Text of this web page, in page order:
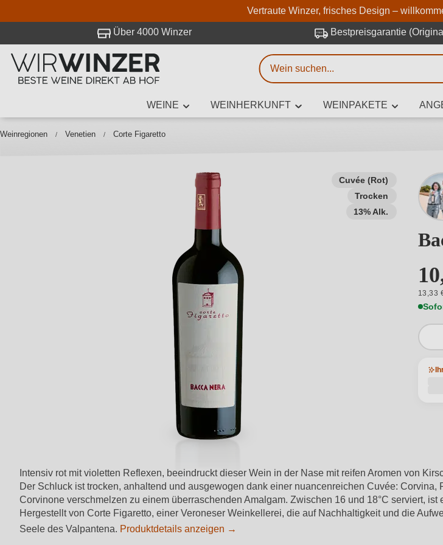
Zum
Zur
Zur
Vertraute Winzer, frisches Design –
Über 4000 Winzer Bestpreisgarantie
WEINE WEINHERKUNFT WEINPAKETE
Weinregionen Venetien Corte Figaretto
Cuvée (Rot)
Trocken
13% Alk.
13,33
Intensiv rot mit violetten Reflexen, beeindruckt dieser Wein in der Nase mit reifen Aromen von
Der Schluck ist trocken, anhaltend und ausgewogen dank einer nuancenreichen Cuvée:
Corvinone verschmelzen zu einem überraschenden Amalgam. Zwischen 16 und 18°C serviert,
Hergestellt von Corte Figaretto, einer Veroneser Weinkellerei, die auf Nachhaltigkeit und die
Seele des Valpantena. Produktdetails anzeigen →
Weinsuche
Mindestens 3 Zeichen eingeben
Beschreiben Sie, welchen Wein Sie suchen – ob
Rebsorte, Region, Winzer oder
bei WirWinzer.